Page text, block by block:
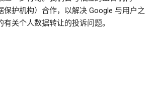
保护机构）合作，以解决 Google 与用户之
关个人数据转让的投诉问题。